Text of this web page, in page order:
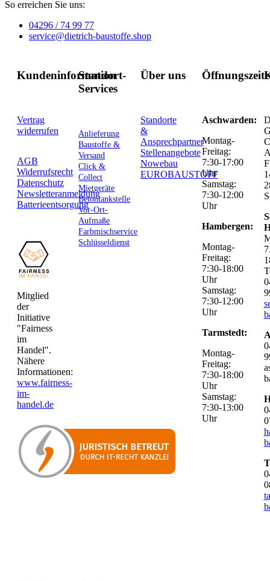
So erreichen Sie uns:
04296 / 74 99 77
service@dietrich-baustoffe.shop
Kundeninformation
Vertrag
widerrufen
AGB
Widerrufsrecht
Datenschutz
Newsletteranmeldung
Batterieentsorgung
Mitglied
der
Initiative
"Fairness
im
Handel".
Nähere
Informationen:
www.fairness-
im-
handel.de
Standort-
Services
Anlieferung
Baustoffe &
Versand
Click &
Collect
Mietgeräte
Betontankstelle
Vor-Ort-
Aufmaße
Farbmischservice
Schlüsseldienst
Über uns
Standorte
&
Ansprechpartner
Stellenangebote
Nowebau
EUROBAUSTOFF
Aschwarden:
Montag-
Freitag:
7:30-17:00
Uhr
Samstag:
7:30-12:00
Uhr
Hambergen:
Montag-
Freitag:
7:30-18:00
Uhr
Samstag:
7:30-12:00
Uhr
Tarmstedt:
Montag-
Freitag:
7:30-18:00
Uhr
Samstag:
7:30-13:00
Uhr